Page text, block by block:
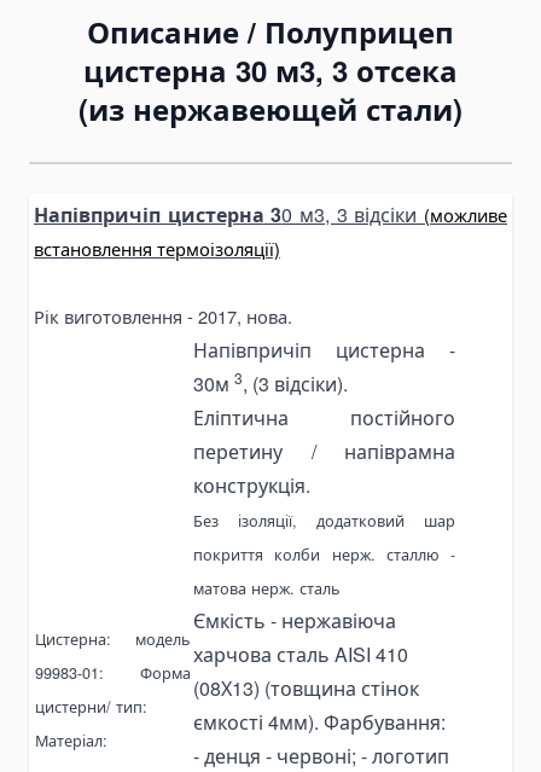
Bending Pipa Manual
Electric Pipe Benders
Punching and Pressing Tools
Hydraulic Punching Tools
Electric Hydraulic Punching Machines
Expander and Spreader Tools
Mechanical Flange Spreaders
Hydraulic Flange Spreaders
Масляные гидравлические баки
Комплектующие для баков
Мини-маслостанции
Электромоторы
Комплектующие для маслостанций
Описание / Полуприцеп
цистерна 30 м3, 3 отсека
(из нержавеющей стали)
Напівпричіп цистерна 30 м3, 3 відсіки (можливе
встановлення термоізоляції)
Рік виготовлення - 2017, нова.
Цистерна: модель
99983-01: Форма
цистерни/ тип:
Матеріал:
Напівпричіп цистерна-
30м 3, (3 відсіки).
Еліптична постійного
перетину / напіврамна
конструкція.
Без ізоляції, додатковий шар
покриття колби нерж. сталлю-
матова нерж. сталь
Ємкість - нержавіюча
харчова сталь AISI 410
(08Х13) (товщина стінок
ємкості 4мм). Фарбування:
- денця - червоні; - логотип